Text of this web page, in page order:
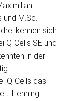
und M.Sc.
kennen sich
Q-Cells SE und
in der
Q-Cells das
Henning